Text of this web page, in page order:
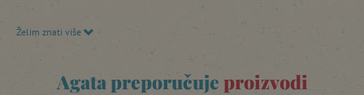
Tu su i boje za lice koje svakom kostimu daju poseban sjaj,
djecu i potaknuti njihovu kreativnost.
Želim znati više
Agata preporučujeproizvodi